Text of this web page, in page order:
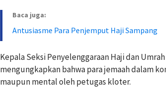
Baca juga:
Antusiasme Para Penjemput Haji Sampang
Kepala Seksi Penyelenggaraan Haji dan
mengungkapkan bahwa para jemaah dalam
maupun mental oleh petugas kloter.